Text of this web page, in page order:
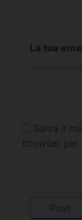
La tua
Salva il
browser per